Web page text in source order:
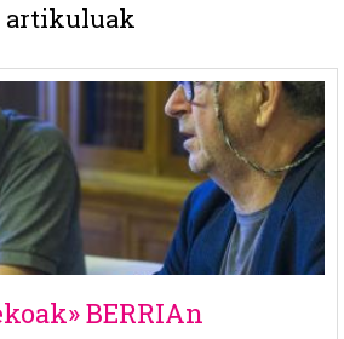
artikuluak
BERRIAn